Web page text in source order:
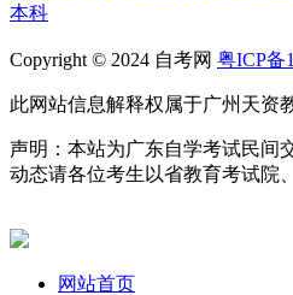
本科
Copyright © 2024 自考网 粤ICP备
此网站信息解释权属于广州天资
声明：本站为广东自学考试民间
动态请各位考生以省教育考试院
网站首页